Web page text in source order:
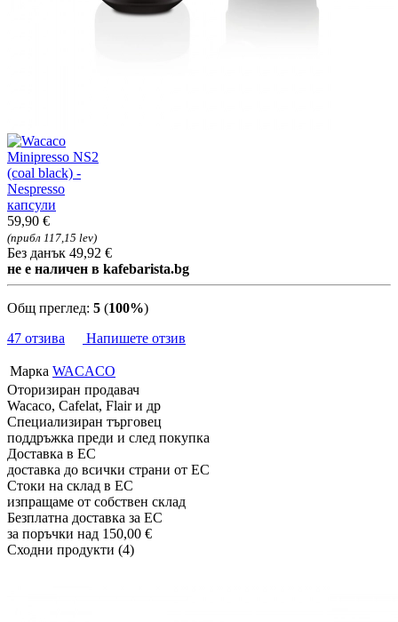
59,90 €
(прибл 117,15 lev)
Без данък 49,92 €
не е наличен в kafebarista.bg
Общ преглед: 5 (100%)
47 отзива
Напишете отзив
Марка WACACO
Оторизиран продавач
Wacaco, Cafelat, Flair и др
Специализиран търговец
поддръжка преди и след покупка
Доставка в ЕС
доставка до всички страни от ЕС
Стоки на склад в ЕС
изпращаме от собствен склад
Безплатна доставка за ЕС
за поръчки над 150,00 €
Сходни продукти (4)